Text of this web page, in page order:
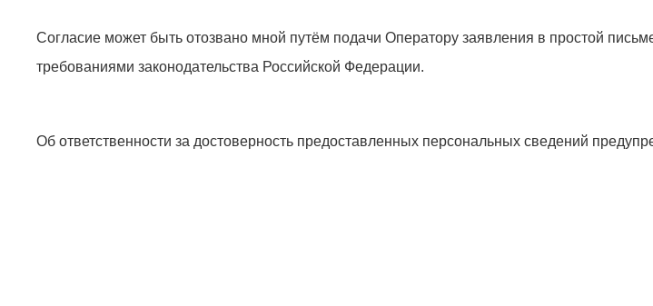
Согласие может быть отозвано мной путём подачи Оператору заявления в простой
требованиями законодательства Российской Федерации.
Об ответственности за достоверность предоставленных персональных сведений